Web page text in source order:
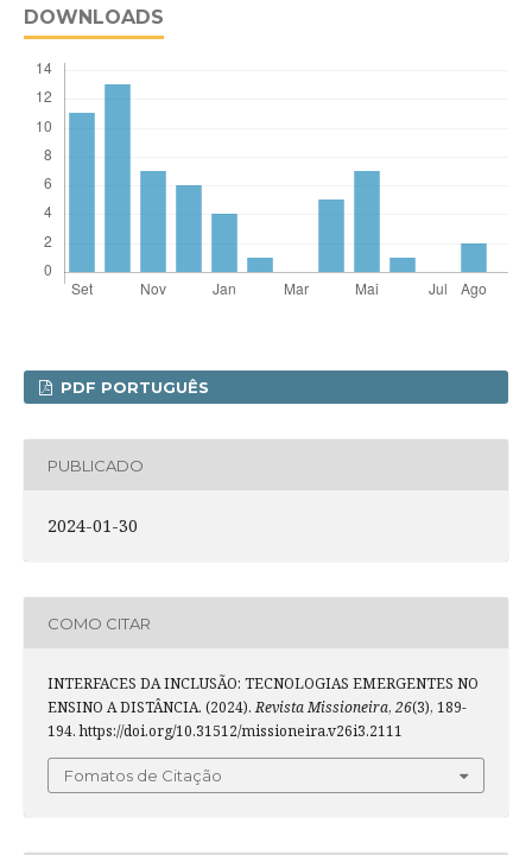
DOWNLOADS
PDF PORTUGUÊS
PUBLICADO
2024-01-30
COMO CITAR
INTERFACES DA INCLUSÃO: TECNOLOGIAS EMERGENTES NO
ENSINO A DISTÂNCIA. (2024).Revista Missioneira, 26(3), 189-
194. https://doi.org/10.31512/missioneira.v26i3.2111
Fomatos de Citação